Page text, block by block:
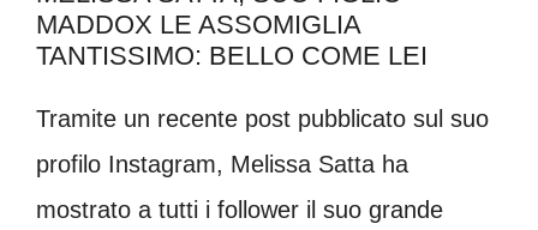
MADDOX LE ASSOMIGLIA
TANTISSIMO: BELLO COME LEI
Tramite un recente post pubblicato sul suo
profilo Instagram, Melissa Satta ha
mostrato a tutti i follower il suo grande